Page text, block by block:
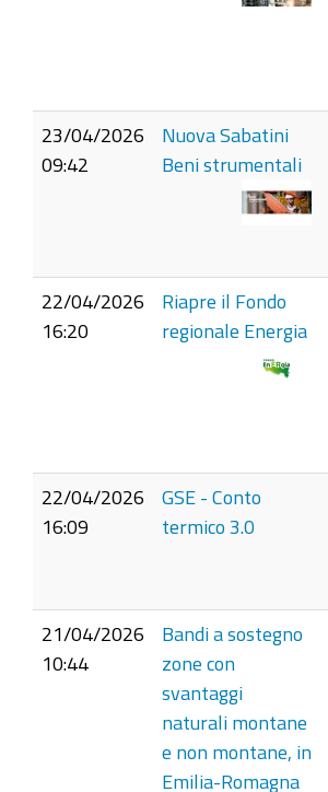
23/04/2026
09:42
Nuova Sabatini
Beni strumentali
22/04/2026
16:20
Riapre il Fondo
regionale Energia
22/04/2026
16:09
GSE - Conto
termico 3.0
21/04/2026
10:44
Bandi a sostegno
zone con
svantaggi
naturali montane
e non montane, in
Emilia-Romagna